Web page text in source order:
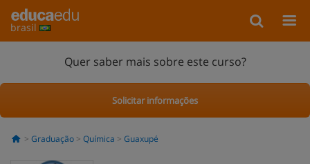
brasil
Quer saber mais sobre este curso?
Solicitar informações
Graduação Química Guaxupé